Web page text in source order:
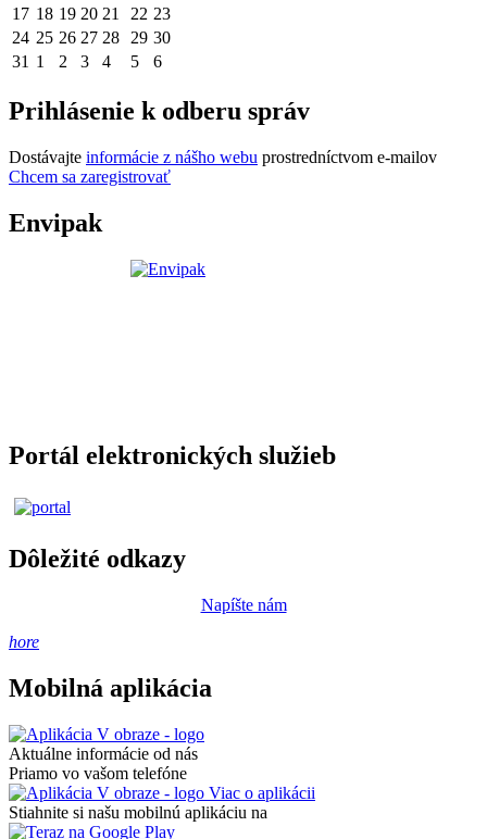
17 18 19 20 21 22 23
24 25 26 27 28 29 30
31 1 2 3 4 5 6
Prihlásenie k odberu správ
Dostávajte informácie z nášho webu prostredníctvom e-mailov
Chcem sa zaregistrovať
Envipak
Portál elektronických služieb
Dôležité odkazy
Napíšte nám
hore
Mobilná aplikácia
Aktuálne informácie od nás
Priamo vo vašom telefóne
Viac o aplikácii
Stiahnite si našu mobilnú aplikáciu na